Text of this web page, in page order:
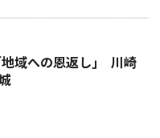
地域への恩返し｣ 川崎